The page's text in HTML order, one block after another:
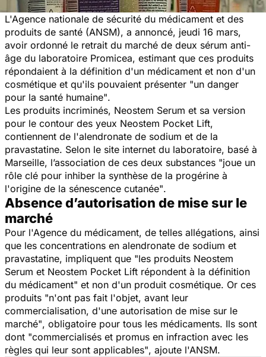
L'Agence nationale de sécurité du médicament et des
produits de santé (ANSM), a annoncé, jeudi 16 mars,
avoir ordonné le retrait du marché de deux sérum anti-
âge du laboratoire Promicea, estimant que ces produits
répondaient à la définition d'un médicament et non d'un
cosmétique et qu'ils pouvaient présenter "un danger
pour la santé humaine".
Les produits incriminés, Neostem Serum et sa version
pour le contour des yeux Neostem Pocket Lift,
contiennent de l'alendronate de sodium et de la
pravastatine. Selon le site internet du laboratoire, basé à
Marseille, l’association de ces deux substances "joue un
rôle clé pour inhiber la synthèse de la progérine à
l'origine de la sénescence cutanée".
Absence d’autorisation de mise sur le
marché
Pour l'Agence du médicament, de telles allégations, ainsi
que les concentrations en alendronate de sodium et
pravastatine, impliquent que "les produits Neostem
Serum et Neostem Pocket Lift répondent à la définition
du médicament" et non d'un produit cosmétique. Or ces
produits "n'ont pas fait l'objet, avant leur
commercialisation, d'une autorisation de mise sur le
marché", obligatoire pour tous les médicaments. Ils sont
dont "commercialisés et promus en infraction avec les
règles qui leur sont applicables", ajoute l'ANSM.